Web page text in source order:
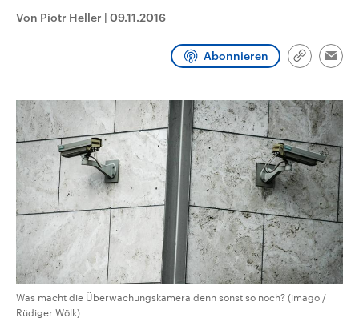
Von Piotr Heller | 09.11.2016
Abonnieren
Link
Was macht die Überwachungskamera denn sonst so noch? (imago /
Rüdiger Wölk)